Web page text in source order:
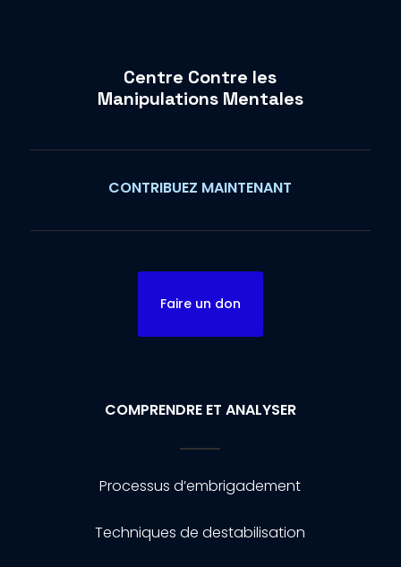
Centre Contre les
Manipulations Mentales
CONTRIBUEZ MAINTENANT
Faire un don
COMPRENDRE ET ANALYSER
Processus d’embrigadement
Techniques de destabilisation